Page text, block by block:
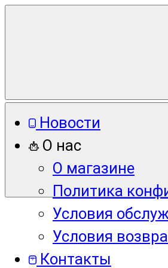
Новости
О нас
О магазине
Политика
Условия
Условия
Контакты